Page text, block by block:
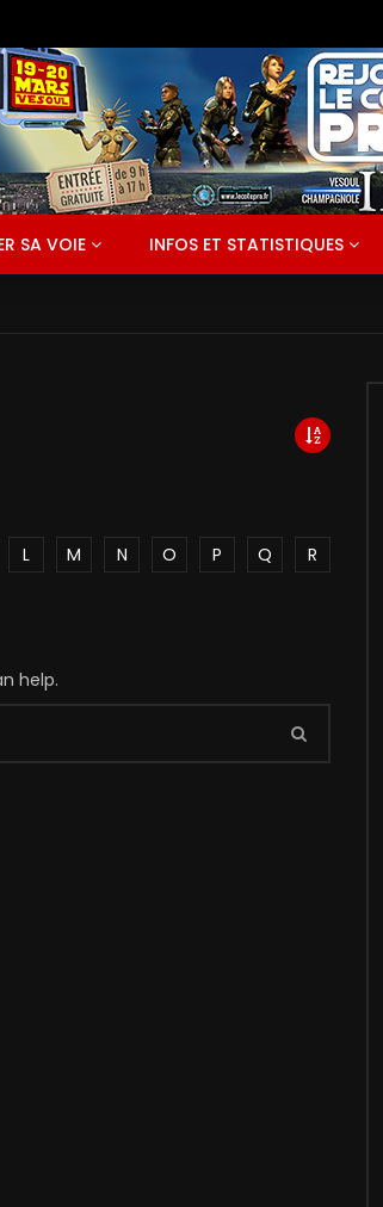
SA VOIE INFOS ET STATISTIQUES
L M N O P Q
R
help.